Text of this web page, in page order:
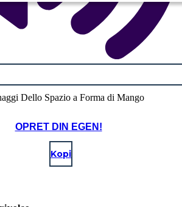
OPRET DIN EGEN!
Kopi